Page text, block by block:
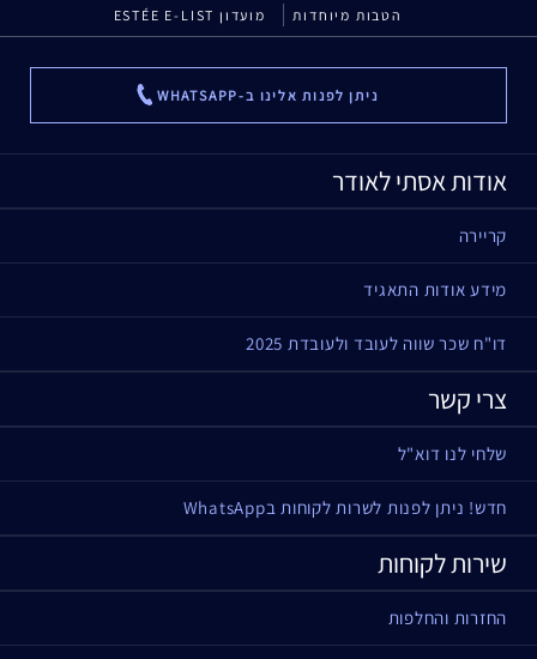
הטבות מיוחדות מועדון ESTÉE E-LIST
ניתן לפנות אלינו ב-WHATSAPP ...
אודות אסתי לאודר
קריירה
מידע אודות התאגיד
דו"ח שכר שווה לעובד ולעובדת 2025
צרי קשר
שלחי לנו דוא"ל
חדש! ניתן לפנות לשרות לקוחות בWhatsApp
שירות לקוחות
החזרות והחלפות